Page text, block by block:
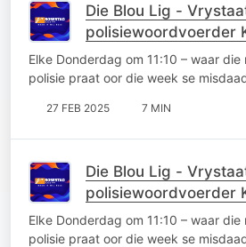
Die Blou Lig -
polisiewoordvoerder
Earl
Elke Donderdag om 11:10 – waar
polisie praat oor die week se
27 FEB 2025 7 MIN
Die Blou Lig -
polisiewoordvoerder
Earl
Elke Donderdag om 11:10 – waar
polisie praat oor die week se